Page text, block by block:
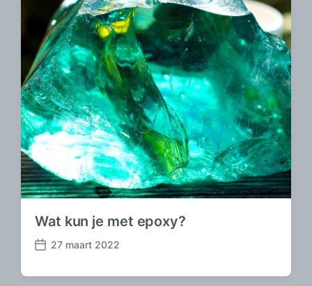
Wat kun je met epoxy?
B
27 maart 2022